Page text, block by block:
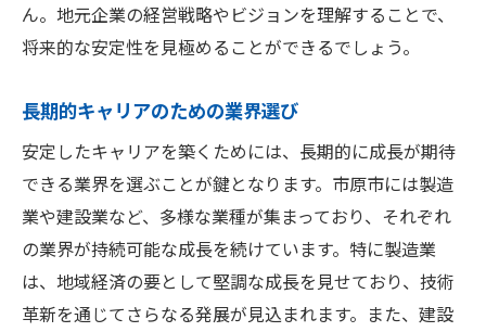
ん。地元企業の経営戦略やビジョンを理解することで、
将来的な安定性を見極めることができるでしょう。
長期的キャリアのための業界選び
安定したキャリアを築くためには、長期的に成長が期待
できる業界を選ぶことが鍵となります。市原市には製造
業や建設業など、多様な業種が集まっており、それぞれ
の業界が持続可能な成長を続けています。特に製造業
は、地域経済の要として堅調な成長を見せており、技術
革新を通じてさらなる発展が見込まれます。また、建設